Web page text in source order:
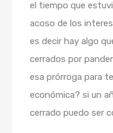
el tiempo que
acoso de los
es decir hay algo
cerrados por
esa prórroga para
económica? si un
cerrado puedo ser